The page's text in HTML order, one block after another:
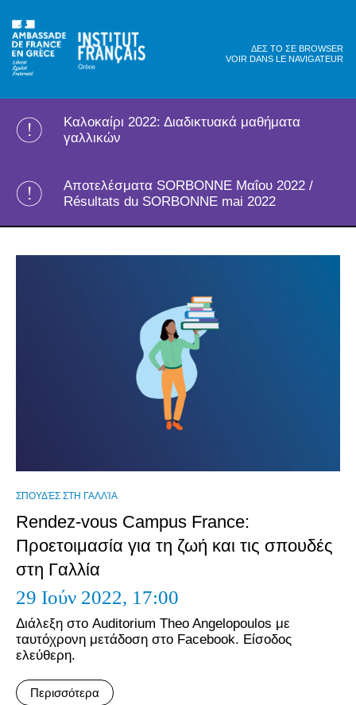
ΔΕΣ ΤΟ ΣΕ BROWSER
VOIR DANS LE NAVIGATEUR
Καλοκαίρι 2022: Διαδικτυακά μαθήματα
γαλλικών
Αποτελέσματα SORBONNE Μαΐου 2022 /
Résultats du SORBONNE mai 2022
ΣΠΟΥΔΈΣ ΣΤΗ ΓΑΛΛΊΑ
Rendez-vous Campus France:
Προετοιμασία για τη ζωή και τις σπουδές
στη Γαλλία
29 Ιούν 2022, 17:00
Διάλεξη στο Auditorium Theo Angelopoulos με
ταυτόχρονη μετάδοση στο Facebook. Είσοδος
ελεύθερη.
Περισσότερα